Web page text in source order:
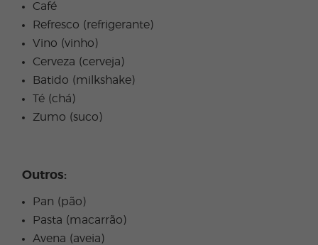
Café
Refresco (refrigerante)
Vino (vinho)
Cerveza (cerveja)
Batido (milkshake)
Té (chá)
Zumo (suco)
Outros:
Pan (pão)
Pasta (macarrão)
Avena (aveia)